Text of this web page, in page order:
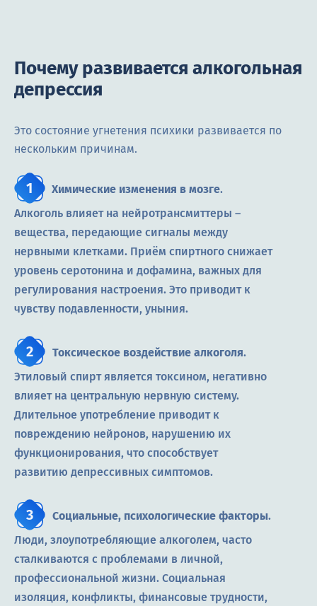
Почему развивается алкогольная
депрессия
Это состояние угнетения психики развивается по
нескольким причинам.
Химические изменения в мозге.
Алкоголь влияет на нейротрансмиттеры –
вещества, передающие сигналы между
нервными клетками. Приём спиртного снижает
уровень серотонина и дофамина, важных для
регулирования настроения. Это приводит к
чувству подавленности, уныния.
Токсическое воздействие алкоголя.
Этиловый спирт является токсином, негативно
влияет на центральную нервную систему.
Длительное употребление приводит к
повреждению нейронов, нарушению их
функционирования, что способствует
развитию депрессивных симптомов.
Социальные, психологические факторы.
Люди, злоупотребляющие алкоголем, часто
сталкиваются с проблемами в личной,
профессиональной жизни. Социальная
изоляция, конфликты, финансовые трудности,